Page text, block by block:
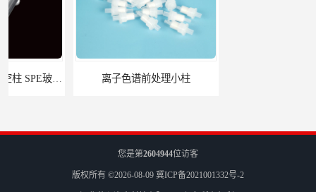
离子色谱前处理小柱​
您是第2604944位访客
版权所有 ©2026-08-09 冀ICP备2021001332号-2